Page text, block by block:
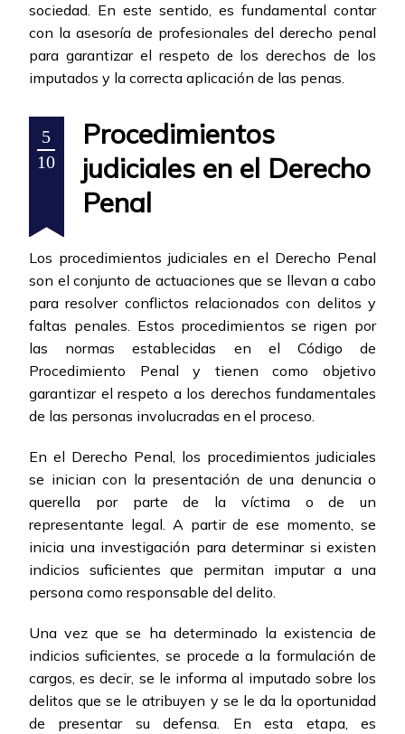
sociedad. En este sentido, es fundamental contar
con la asesoría de profesionales del derecho penal
para garantizar el respeto de los derechos de los
imputados y la correcta aplicación de las penas.
5
10
Procedimientos
judiciales en el Derecho
Penal
Los procedimientos judiciales en el Derecho Penal
son el conjunto de actuaciones que se llevan a cabo
para resolver conflictos relacionados con delitos y
faltas penales. Estos procedimientos se rigen por
las normas establecidas en el Código de
Procedimiento Penal y tienen como objetivo
garantizar el respeto a los derechos fundamentales
de las personas involucradas en el proceso.
En el Derecho Penal, los procedimientos judiciales
se inician con la presentación de una denuncia o
querella por parte de la víctima o de un
representante legal. A partir de ese momento, se
inicia una investigación para determinar si existen
indicios suficientes que permitan imputar a una
persona como responsable del delito.
Una vez que se ha determinado la existencia de
indicios suficientes, se procede a la formulación de
cargos, es decir, se le informa al imputado sobre los
delitos que se le atribuyen y se le da la oportunidad
de presentar su defensa. En esta etapa, es